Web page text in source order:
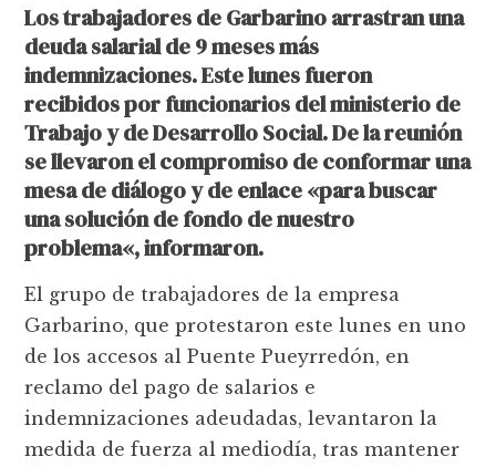
Los trabajadores de Garbarino arrastran una
deuda salarial de 9 meses más
indemnizaciones. Este lunes fueron
recibidos por funcionarios del ministerio de
Trabajo y de Desarrollo Social. De la reunión
se llevaron el compromiso de conformar una
mesa de diálogo y de enlace «para buscar
una solución de fondo de nuestro
problema«, informaron.
El grupo de trabajadores de la empresa
Garbarino, que protestaron este lunes en uno
de los accesos al Puente Pueyrredón, en
reclamo del pago de salarios e
indemnizaciones adeudadas, levantaron la
medida de fuerza al mediodía, tras mantener